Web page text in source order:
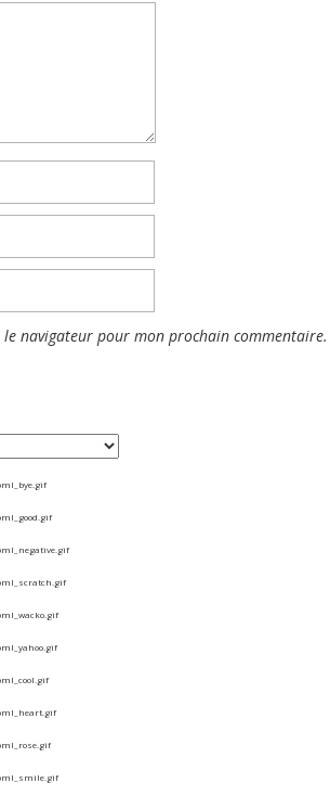
navigateur pour mon prochain commentaire.